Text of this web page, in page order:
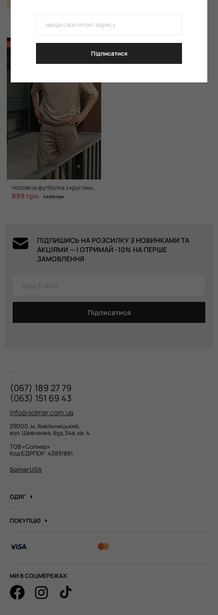
1 199 грн 899 грн
Чоловіча футболка з круглим вирізом в кольорі beige
899 грн 1 499 грн
ПІДПИШИСЬ НА РОЗСИЛКУ З НОВИНКАМИ ТА
АКЦІЯМИ — І ОТРИМАЙ -10% НА ПЕРШЕ
ЗАМОВЛЕННЯ
Підписатися
Підписатися
(067) 189 27 79
(063) 151 69 43
info@solmar.com.ua
29000, м. Хмельницький,
вул. Шевченка, буд. 34а, кв. 4
ТОВ «Солмар»
Код ЄДРПОУ: 43891881
Solmar USA
ОДЯГ
Кофти та джемпера
Боді
Штани
Худі та штани
Гольфи водолазка
ПОКУПЦЮ
Вакансії компанії
Оптові замовлення
Корпоративні замовлення
Як оформити замовлення
МИ В СОЦМЕРЕЖАХ: